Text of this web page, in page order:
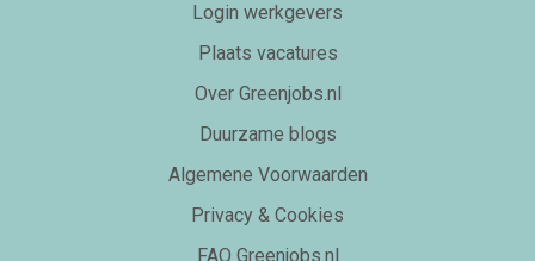
Login werkgevers
Plaats vacatures
Over Greenjobs.nl
Duurzame blogs
Algemene Voorwaarden
Privacy & Cookies
FAQ Greenjobs.nl